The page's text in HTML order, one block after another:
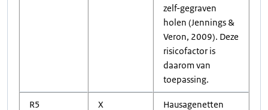
zelf-gegraven
holen (Jennings &
Veron, 2009). Deze
risicofactor is
daarom van
toepassing.
R5 X
Hausagenetten